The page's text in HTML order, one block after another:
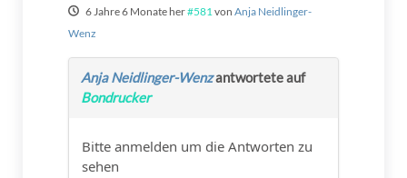
6 Jahre 6 Monate her#581von Anja Neidlinger-
Wenz
Anja Neidlinger-Wenzantwortete auf
Bondrucker
Bitte anmelden um die Antworten zu
sehen